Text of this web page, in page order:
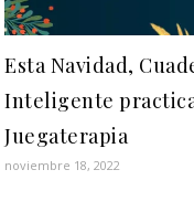
Esta Navidad,
Inteligente
Juegaterapia
noviembre 18, 2022